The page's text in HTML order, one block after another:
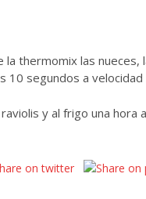
thermomix las
10 segundos a velocidad
y al frigo una hora